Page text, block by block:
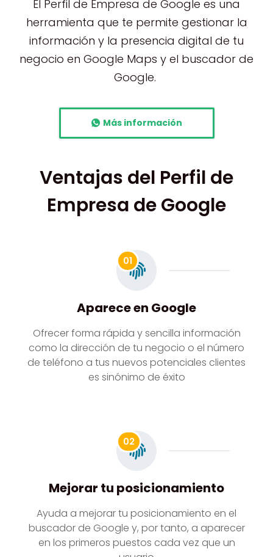
El Perfil de Empresa de Google es una
herramienta que te permite gestionar la
información y la presencia digital de tu
negocio en Google Maps y el buscador de
Google.
Más información
Ventajas del Perfil de
Empresa de Google
01
Aparece en Google
Ofrecer forma rápida y sencilla información
como la dirección de tu negocio o el número
de teléfono a tus nuevos potenciales clientes
es sinónimo de éxito
02
Mejorar tu posicionamiento
Ayuda a mejorar tu posicionamiento en el
buscador de Google y, por tanto, a aparecer
en los primeros puestos cada vez que un